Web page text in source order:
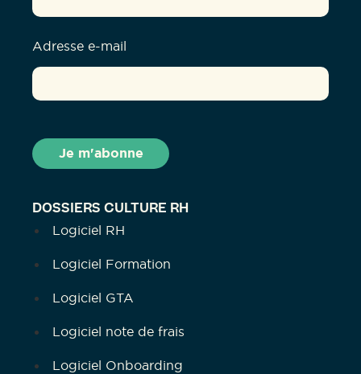
DOSSIERS CULTURE RH
Logiciel RH
Logiciel Formation
Logiciel GTA
Logiciel note de frais
Logiciel Onboarding
Adresse e-mail